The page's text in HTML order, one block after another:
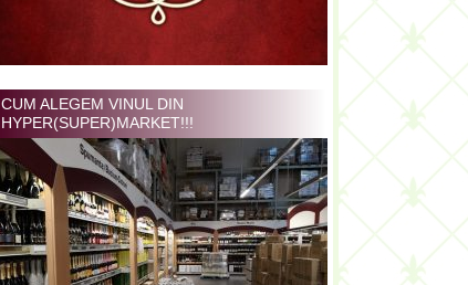
CUM ALEGEM VINUL DIN
HYPER(SUPER)MARKET!!!